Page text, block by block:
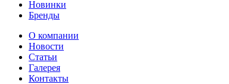
Новинки
Бренды
О компании
Новости
Статьи
Галерея
Контакты